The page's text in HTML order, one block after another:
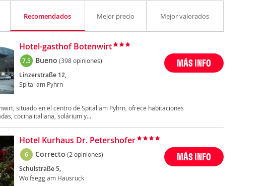
Recomendados Mejor precio Mejor valorados
Hotel-gasthof Botenwirt
7.5 Bueno (398 opiniones)
Linzerstraße 12,
Spital am Pyhrn
MÁS INFO
situado en el centro de Spital am Pyhrn, ofrece habitaciones
cocina italiana, solárium y...
Hotel Kurhaus Dr. Petershofer
6 Correcto (2 opiniones)
Schulstraße 5,
Wolfsegg am Hausruck
MÁS INFO